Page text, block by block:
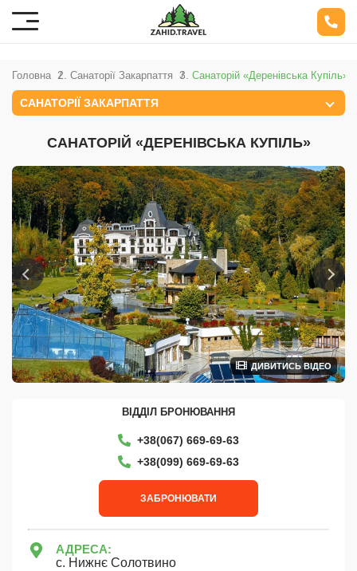
САНАТОРІЇ ЗАКАРПАТТЯ
САНАТОРІЙ «ДЕРЕНІВСЬКА КУПІЛЬ»
Головна Санаторії Закарпаття Санаторій «Деренівська Купіль»
ДИВИТИСЬ ВІДЕО
ВІДДІЛ БРОНЮВАННЯ
+38(067) 669-69-63
+38‎(099) 669-69-63
ЗАБРОНЮВАТИ
АДРЕСА:
с. Нижнє Солотвино